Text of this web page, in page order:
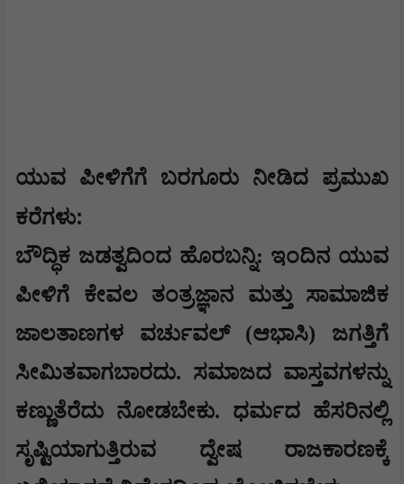
ಯುವ ಪೀಳಿಗೆಗೆ ಬರಗೂರು ನೀಡಿದ ಪ್ರಮುಖ
ಕರೆಗಳು:
ಬೌದ್ಧಿಕ ಜಡತ್ವದಿಂದ ಹೊರಬನ್ನಿ: ಇಂದಿನ ಯುವ
ಪೀಳಿಗೆ ಕೇವಲ ತಂತ್ರಜ್ಞಾನ ಮತ್ತು ಸಾಮಾಜಿಕ
ಜಾಲತಾಣಗಳ ವರ್ಚುವಲ್ (ಆಭಾಸಿ) ಜಗತ್ತಿಗೆ
ಸೀಮಿತವಾಗಬಾರದು. ಸಮಾಜದ ವಾಸ್ತವಗಳನ್ನು
ಕಣ್ಣುತೆರೆದು ನೋಡಬೇಕು. ಧರ್ಮದ ಹೆಸರಿನಲ್ಲಿ
ಸೃಷ್ಟಿಯಾಗುತ್ತಿರುವ ದ್ವೇಷ ರಾಜಕಾರಣಕ್ಕೆ